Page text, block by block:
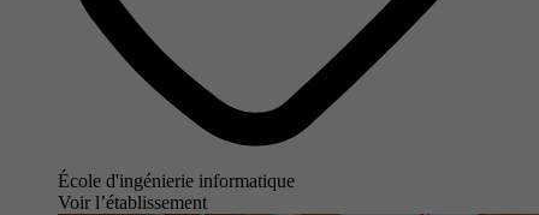
École d'ingénierie informatique
Voir l’établissement